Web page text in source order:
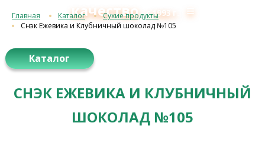
качествос 1993 г. ≡
Главная Каталог
Сухие продукты
Снэк Ежевика и Клубничный шоколад №105
Каталог
СНЭК ЕЖЕВИКА И КЛУБНИЧНЫЙ
ШОКОЛАД №105